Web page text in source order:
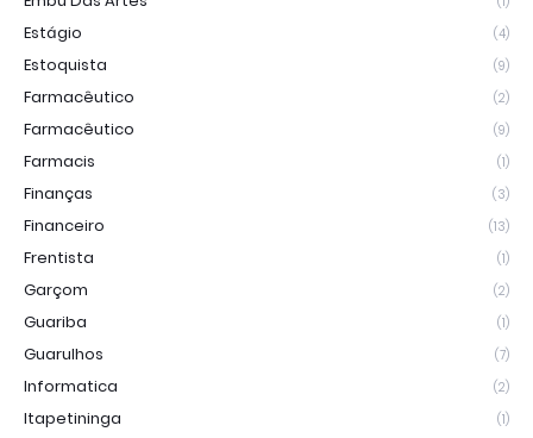
Estágio (4)
Estoquista (9)
Farmacêutico (2)
Farmacêutico (9)
Farmacis (1)
Finanças (3)
Financeiro (13)
Frentista (1)
Garçom (2)
Guariba (1)
Guarulhos (7)
Informatica (2)
Itapetininga (1)